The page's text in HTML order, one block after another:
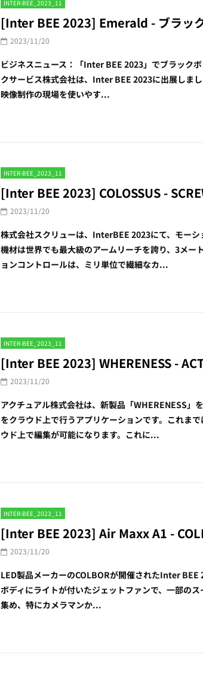
INTER-BEE_2023_11
[Inter BEE 2023] Emerald - ブラッ
2023/11/20
ビジネスニュース：「Inter BEE 2023」でブラック
クサービス株式会社は、Inter BEE 2023に出展しま
映像制作の現場を使いやす...
INTER-BEE_2023_11
[Inter BEE 2023] COLOSSUS -
2023/11/20
株式会社スクリューは、InterBEE 2023にて、モー
機材は世界でも最大級のアームリーチを誇り、3メ
ョンコントロールは、ミリ単位で繊細なカ...
INTER-BEE_2023_11
[Inter BEE 2023] WHERENESS -
2023/11/20
アクチュアル株式会社は、新製品「WHERENESS」
をクラウド上で行うアプリケーションです。これま
ウド上で編集が可能になります。これに...
INTER-BEE_2023_11
[Inter BEE 2023] Air Maxx A1 -
2023/11/20
LED製品メーカーのCOLBORが開催されたInter
ボディにライトが付いたジェットファンで、一部の
集め、特にカメラマンか...